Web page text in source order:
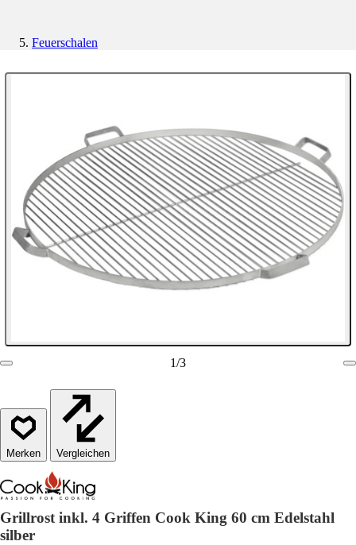
Feuerschalen
1/3
Vergleichen
Grillrost inkl. 4 Griffen Cook King 60 cm Edelstahl
silber